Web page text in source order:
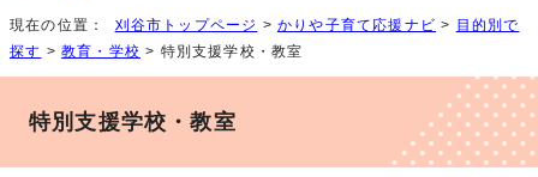
現在の位置： 刈谷市トップページ >かりや子育て応援ナビ > 目的別で
探す >教育・学校 > 特別支援学校・教室
特別支援学校・教室